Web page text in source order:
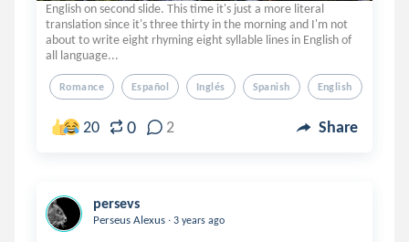
English on second slide. This time it's just a more literal
translation since it's three thirty in the morning and I'm not
about to write eight rhyming eight syllable lines in English of
all language...
Romance Español Inglés Spanish English
20 0 2 Share
persevs
Perseus Alexus . 3 years ago